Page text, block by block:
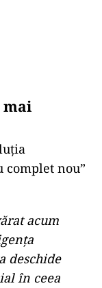
mai
complet nou”
acum
deschide
în ceea